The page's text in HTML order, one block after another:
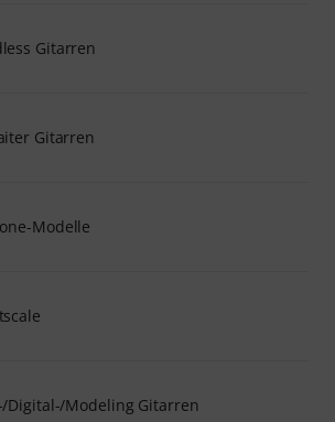
Gitarren
Gitarren
Modelle
Digital-/Modeling Gitarren